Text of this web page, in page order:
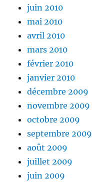
juin 2010
mai 2010
avril 2010
mars 2010
février 2010
janvier 2010
décembre 2009
novembre 2009
octobre 2009
septembre 2009
août 2009
juillet 2009
juin 2009